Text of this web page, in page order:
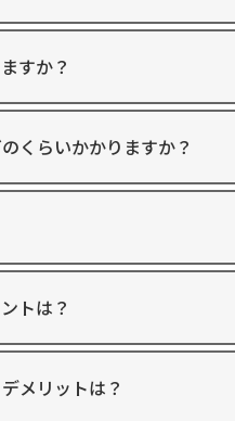
すか？
くらいかかりますか？
トは？
メリットは？